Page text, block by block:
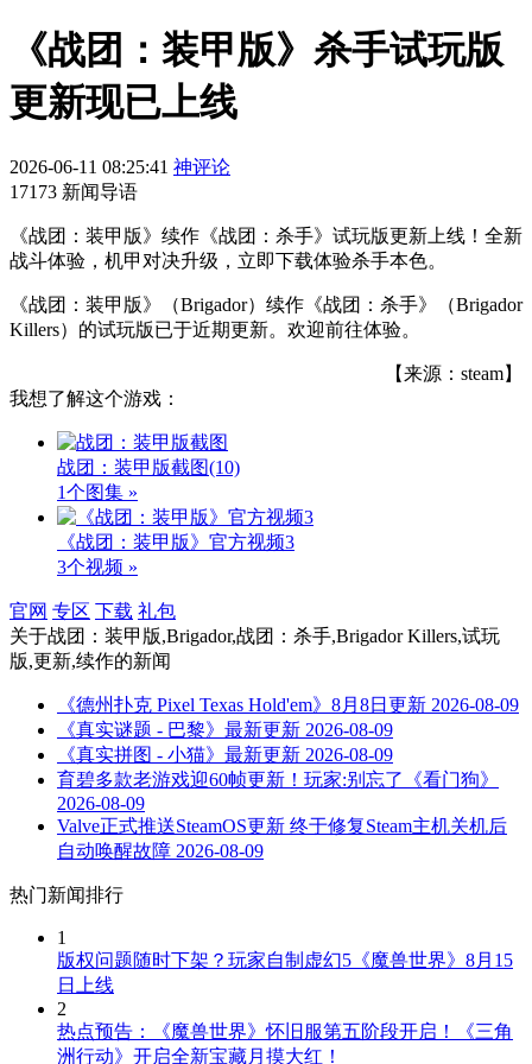
《战团：装甲版》杀手试玩版
更新现已上线
2026-06-11 08:25:41 神评论
17173 新闻导语
《战团：装甲版》续作《战团：杀手》试玩版更新上线！全新
战斗体验，机甲对决升级，立即下载体验杀手本色。
《战团：装甲版》（Brigador）续作《战团：杀手》（Brigador
Killers）的试玩版已于近期更新。欢迎前往体验。
【来源：steam】
我想了解这个游戏：
战团：装甲版截图(10)
1个图集 »
《战团：装甲版》官方视频3
3个视频 »
官网 专区 下载 礼包
关于战团：装甲版,Brigador,战团：杀手,Brigador Killers,试玩
版,更新,续作的新闻
《德州扑克 Pixel Texas Hold'em》8月8日更新 2026-08-09
《真实谜题 - 巴黎》最新更新 2026-08-09
《真实拼图 - 小猫》最新更新 2026-08-09
育碧多款老游戏迎60帧更新！玩家:别忘了《看门狗》
2026-08-09
Valve正式推送SteamOS更新 终于修复Steam主机关机后
自动唤醒故障 2026-08-09
热门新闻排行
1
版权问题随时下架？玩家自制虚幻5《魔兽世界》8月15
日上线
2
热点预告：《魔兽世界》怀旧服第五阶段开启！《三角
洲行动》开启全新宝藏月摸大红！